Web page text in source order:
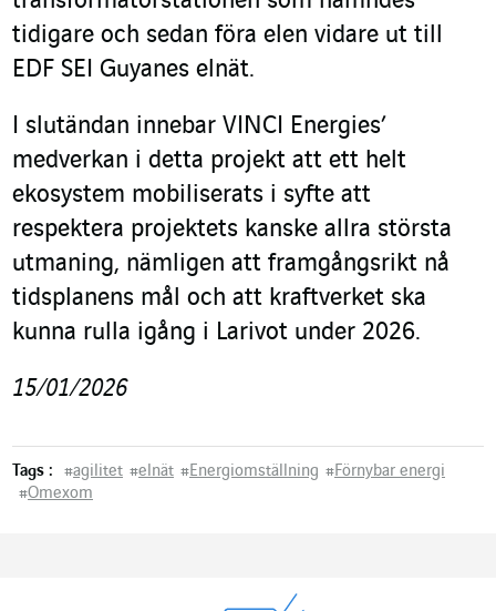
tidigare och sedan föra elen vidare ut till
EDF SEI Guyanes elnät.
I slutändan innebar VINCI Energies’
medverkan i detta projekt att ett helt
ekosystem mobiliserats i syfte att
respektera projektets kanske allra största
utmaning, nämligen att framgångsrikt nå
tidsplanens mål och att kraftverket ska
kunna rulla igång i Larivot under 2026.
15/01/2026
Tags : #agilitet #elnät #Energiomställning #Förnybar energi
#Omexom